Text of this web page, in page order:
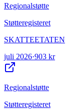
Regionalstøtte
Støtteregisteret
SKATTEETATEN
juli 2026·903 kr
Regionalstøtte
Støtteregisteret